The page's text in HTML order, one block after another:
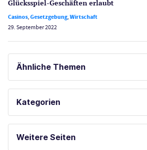
Glücksspiel-Geschäften erlaubt
Casinos,Gesetzgebung,Wirtschaft
29. September 2022
Ähnliche Themen
SPIELAUTOMATEN
SPIELAUTOMATEN ONLINE
Kategorien
Weitere Seiten